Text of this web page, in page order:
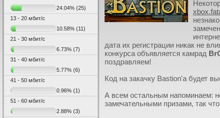
24.04% (25)
13 - 20 мбит/с
10.58% (11)
21 - 30 мбит/с
6.73% (7)
31 - 40 мбит/с
5.77% (6)
41 - 50 мбит/с
0.96% (1)
51 - 60 мбит/с
2.88% (3)
дата их регистрации никак не
конкурса объявляется камрад
поздравляем!
Код на закачку Bastion'a будет
А всем остальным напоминаем:
замечательными призами, так что